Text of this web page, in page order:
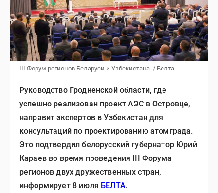
III Форум регионов Беларуси и Узбекистана. / Белта
Руководство Гродненской области, где
успешно реализован проект АЭС в Островце,
направит экспертов в Узбекистан для
консультаций по проектированию атомграда.
Это подтвердил белорусский губернатор Юрий
Караев во время проведения III Форума
регионов двух дружественных стран,
информирует 8 июля БЕЛТА.